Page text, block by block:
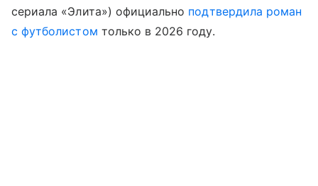
сериала «Элита») официально подтвердила роман
с футболистом только в 2026 году.